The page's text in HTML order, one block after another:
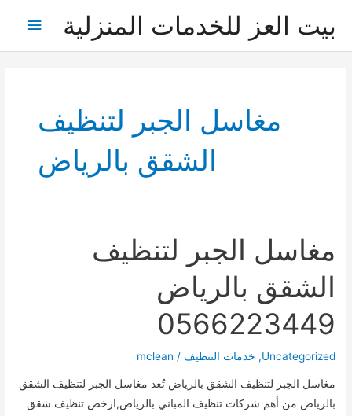
بيت العز للخدمات المنزلية
مغاسل الجبر لتنظيف
الشقق بالرياض
مغاسل الجبر لتنظيف
الشقق بالرياض
0566223449
Uncategorized
, خدمات التنظيف /
mclean
مغاسل الجبر لتنظيف الشقق بالرياض تُعد مغاسل الجبر لتنظيف الشقق
بالرياض من أهم شركات تنظيف المباني بالرياض,ارخص تنظيف شقق